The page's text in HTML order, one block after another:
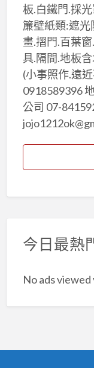
板.白鐵門.採
簾壁紙類:遮光
畫.摺門.百葉
具.隔間.地板
(小事照作.遠
0918589396
公司 07-
今日最熱
No ads viewed